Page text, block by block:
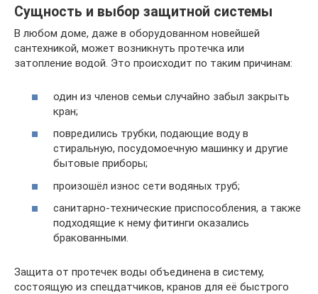
Сущность и выбор защитной системы
В любом доме, даже в оборудованном новейшей
сантехникой, может возникнуть протечка или
затопление водой. Это происходит по таким причинам:
один из членов семьи случайно забыл закрыть
кран;
повредились трубки, подающие воду в
стиральную, посудомоечную машинку и другие
бытовые приборы;
произошёл износ сети водяных труб;
санитарно-технические приспособления, а также
подходящие к нему фитинги оказались
бракованными.
Защита от протечек воды объединена в систему,
состоящую из спецдатчиков, кранов для её быстрого